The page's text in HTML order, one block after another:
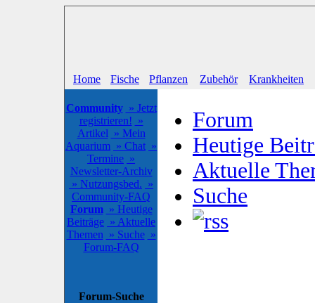
Home Fische Pflanzen Zubehör Krankheiten
Community » Jetzt
registrieren! »
Artikel » Mein
Aquarium » Chat »
Termine »
Newsletter-Archiv
» Nutzungsbed. »
Community-FAQ
Forum » Heutige
Beiträge » Aktuelle
Themen » Suche »
Forum-FAQ
Forum-Suche
Forum
Heutige
Aktuelle
Suche